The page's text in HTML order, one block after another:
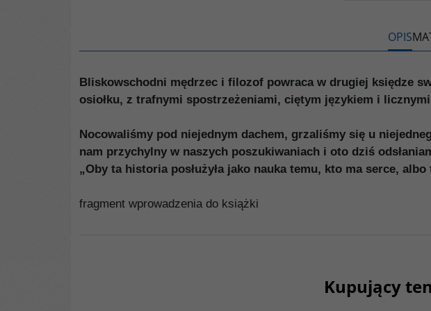
OPIS
Bliskowschodni mędrzec i filozof powraca w drugiej księdze
osiołku, z trafnymi spostrzeżeniami, ciętym językiem i
Nocowaliśmy pod niejednym dachem, grzaliśmy się u
nam przychylny w naszych poszukiwaniach i oto dziś
„Oby ta historia posłużyła jako nauka temu, kto ma serce,
fragment wprowadzenia do książki
Kupujący